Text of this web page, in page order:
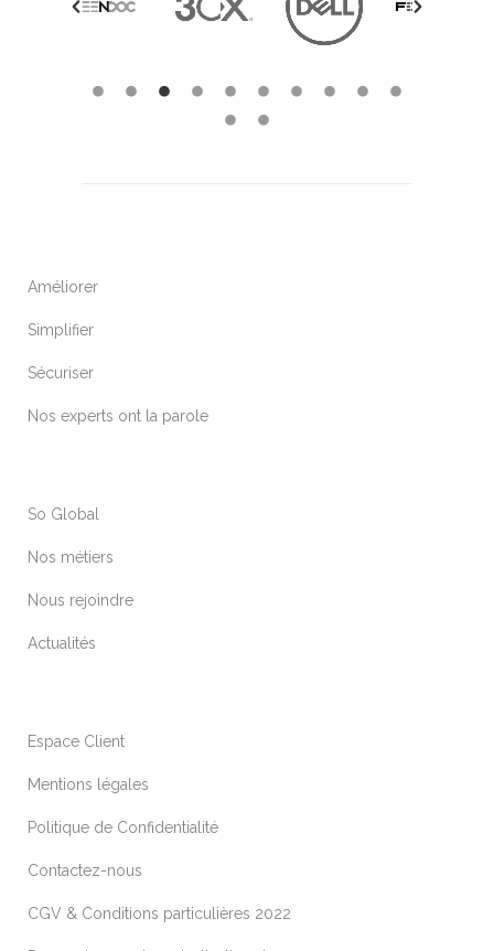
Améliorer
Simplifier
Sécuriser
Nos experts ont la parole
So Global
Nos métiers
Nous rejoindre
Actualités
Espace Client
Mentions légales
Politique de Confidentialité
Contactez-nous
CGV & Conditions particulières 2022